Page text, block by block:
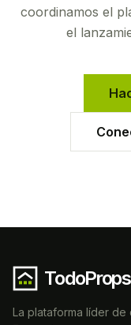
coordinamos el
el
TodoProps
La plataforma líder de